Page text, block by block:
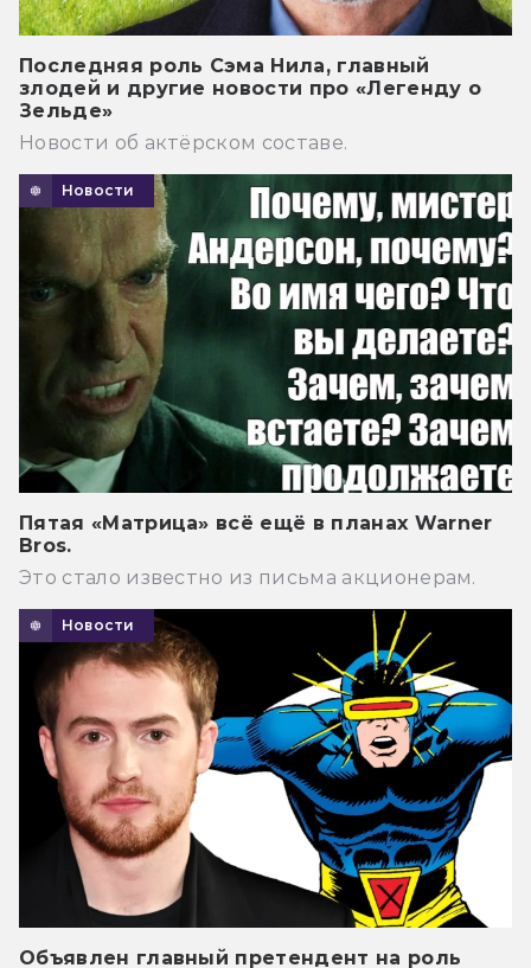
Последняя роль Сэма Нила, главный
злодей и другие новости про «Легенду о
Зельде»
Новости об актёрском составе.
Новости
Пятая «Матрица» всё ещё в планах Warner
Bros.
Это стало известно из письма акционерам.
Новости
Объявлен главный претендент на роль